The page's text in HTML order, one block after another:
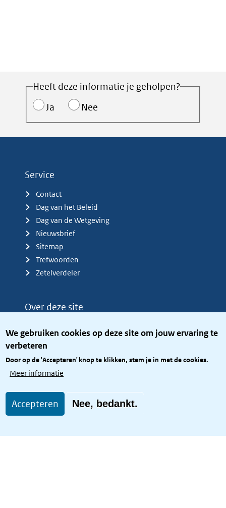
We gebruiken cookies op deze site om jouw ervaring te
verbeteren
Door op de 'Accepteren' knop te klikken, stem je in met de cookies.
Meer informatie
Accepteren Nee, bedankt.
Heeft deze informatie je geholpen?
Ja
Nee
Service
Contact
Dag van het Beleid
Dag van de Wetgeving
Nieuwsbrief
Sitemap
Trefwoorden
Zetelverdeler
Over deze site
Privacy
Toegang site openbaar
Toegankelijkheid